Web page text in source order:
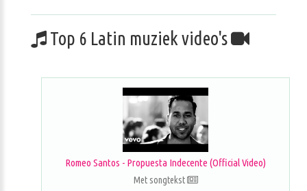
Top 6 Latin muziek video's
Romeo Santos - Propuesta Indecente (Official Video)
Met songtekst